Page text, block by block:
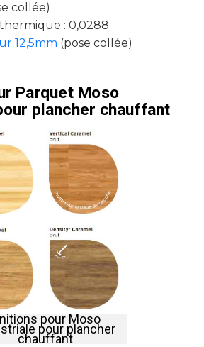
collée)
: 0,0288
12,5mm (pose collée)
Parquet Moso
plancher chauffant
pour Moso
pour plancher
chauffant